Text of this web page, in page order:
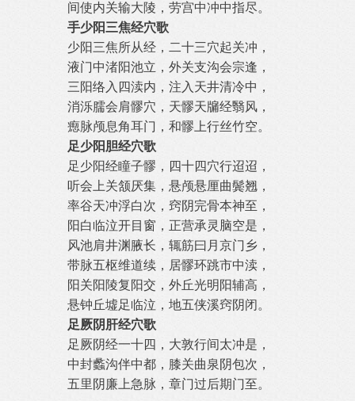
间使内关输大陵，劳宫中冲中指尽。
手少阳三焦经穴歌
少阳三焦所从经，二十三穴起关冲，
液门中渚阳池立，外关支沟会宗逢，
三阳络入四渎内，注入天井清冷中，
消泺臑会肩髎穴，天髎天牖经翳风，
瘛脉颅息角耳门，和髎上行丝竹空。
足少阳胆经穴歌
足少阳经瞳子髎，四十四穴行迢迢，
听会上关颔厌集，悬颅悬厘曲鬓翘，
率谷天冲浮白次，窍阴完骨本神至，
阳白临泣开目窗，正营承灵脑空是，
风池肩井渊腋长，辄筋曰月京门乡，
带脉五枢维道续，居髎环跳市中渎，
阳关阳陵复阳交，外丘光明阳辅高，
悬钟丘墟足临泣，地五侠溪窍阴闭。
足厥阴肝经穴歌
足厥阴经一十四，大敦行间太冲是，
中封蠡沟伴中都，膝关曲泉阴包次，
五里阴廉上急脉，章门过后期门至。